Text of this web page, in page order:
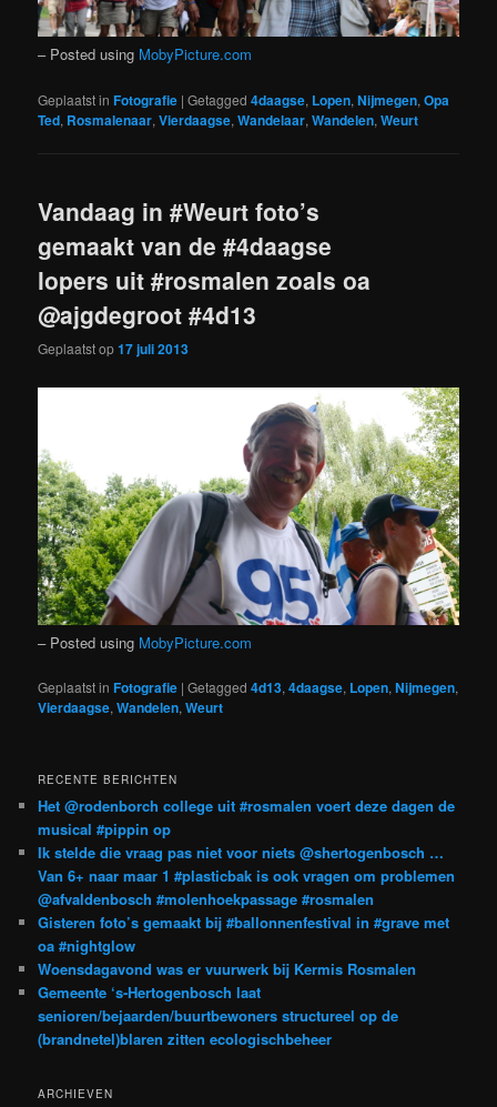
– Posted using MobyPicture.com
Geplaatst in Fotografie |Getagged 4daagse, Lopen,Nijmegen,Opa
Ted, Rosmalenaar,Vierdaagse,Wandelaar,Wandelen,Weurt
Vandaag in #Weurt foto’s
gemaakt van de #4daagse
lopers uit #rosmalen zoals oa
@ajgdegroot #4d13
Geplaatst op17 juli 2013
– Posted using MobyPicture.com
Geplaatst in Fotografie |Getagged 4d13,4daagse, Lopen,Nijmegen,
Vierdaagse,Wandelen,Weurt
RECENTE BERICHTEN
Het @rodenborch college uit #rosmalen voert deze dagen de
musical #pippin op
Ik stelde die vraag pas niet voor niets @shertogenbosch …
Van 6+ naar maar 1 #plasticbak is ook vragen om problemen
@afvaldenbosch #molenhoekpassage #rosmalen
Gisteren foto’s gemaakt bij #ballonnenfestival in #grave met
oa #nightglow
Woensdagavond was er vuurwerk bij Kermis Rosmalen
Gemeente ‘s-Hertogenbosch laat
senioren/bejaarden/buurtbewoners structureel op de
(brandnetel)blaren zitten ecologischbeheer
ARCHIEVEN